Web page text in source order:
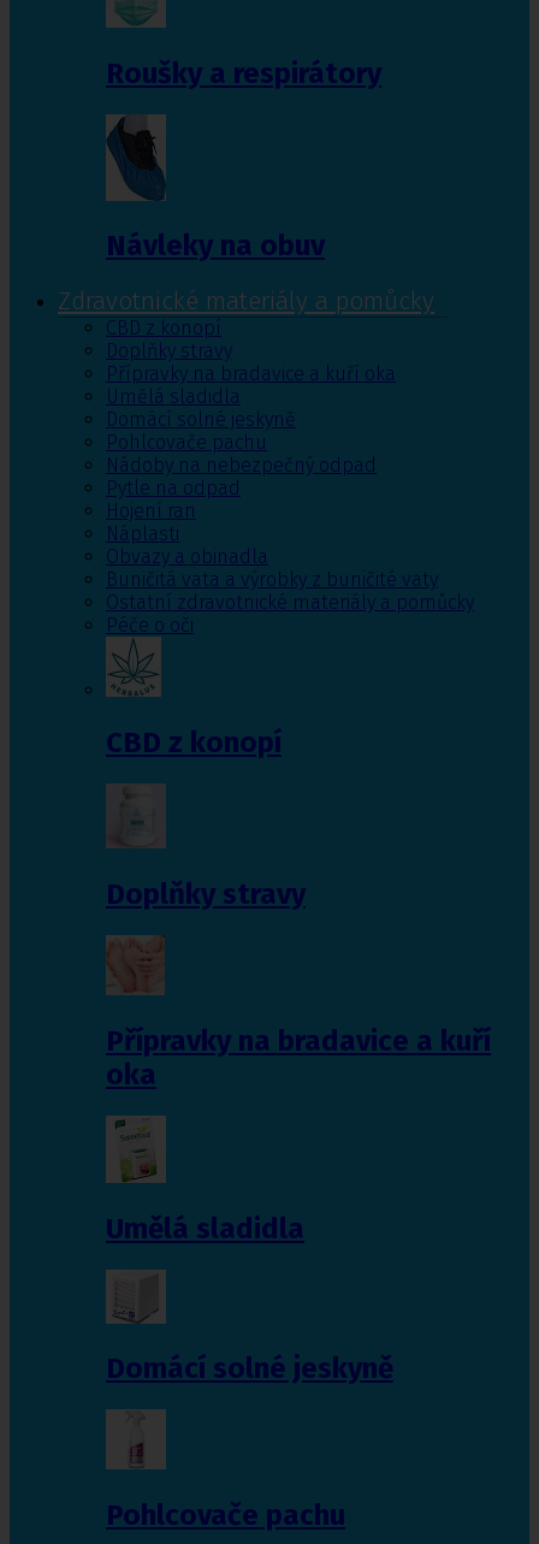
Roušky a respirátory
Návleky na obuv
Zdravotnické materiály a pomůcky
CBD z konopí
Doplňky stravy
Přípravky na bradavice a kuří oka
Umělá sladidla
Domácí solné jeskyně
Pohlcovače pachu
Nádoby na nebezpečný odpad
Pytle na odpad
Hojení ran
Náplasti
Obvazy a obinadla
Buničitá vata a výrobky z buničité vaty
Ostatní zdravotnické materiály a pomůcky
Péče o oči
CBD z konopí
Doplňky stravy
Přípravky na bradavice a kuří
oka
Umělá sladidla
Domácí solné jeskyně
Pohlcovače pachu